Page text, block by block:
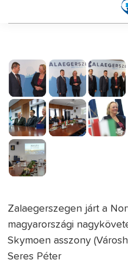
Zalaegerszegen járt a
magyarországi
Skymoen asszony
Seres Péter